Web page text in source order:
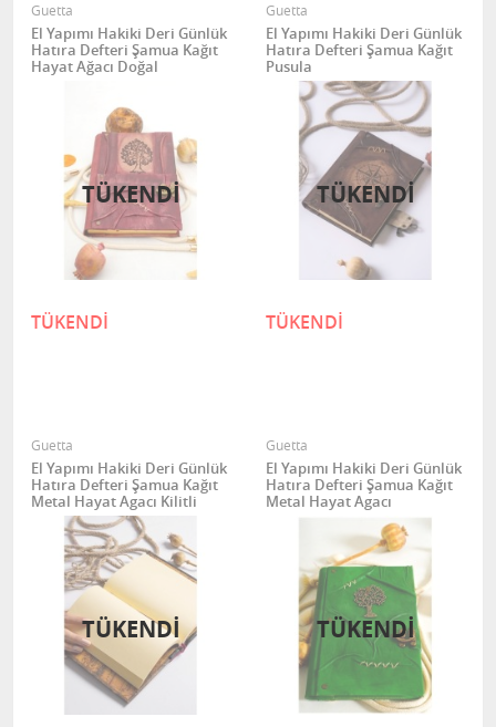
Guetta
El Yapımı Hakiki Deri Günlük
Hatıra Defteri Şamua Kağıt
Hayat Ağacı Doğal
TÜKENDİ
TÜKENDİ
Guetta
El Yapımı Hakiki Deri Günlük
Hatıra Defteri Şamua Kağıt
Pusula
TÜKENDİ
TÜKENDİ
Guetta
El Yapımı Hakiki Deri Günlük
Hatıra Defteri Şamua Kağıt
Metal Hayat Agacı Kilitli
TÜKENDİ
Guetta
El Yapımı Hakiki Deri Günlük
Hatıra Defteri Şamua Kağıt
Metal Hayat Agacı
TÜKENDİ